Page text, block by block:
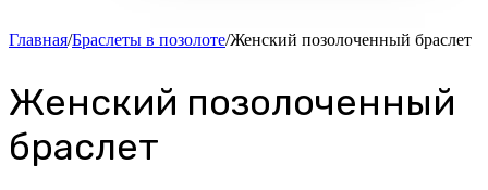
Главная/Браслеты в позолоте/Женский позолоченный браслет
Женский позолоченный
браслет